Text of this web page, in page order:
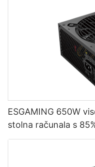
ESGAMING 650W
stolna računala s
modula, 80+